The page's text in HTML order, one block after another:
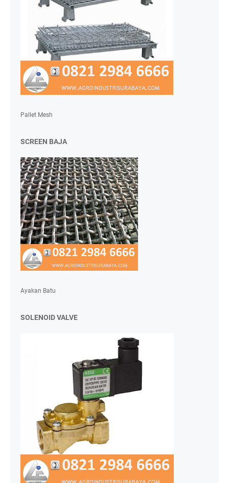
Pallet Mesh
SCREEN BAJA
Ayakan Batu
SOLENOID VALVE